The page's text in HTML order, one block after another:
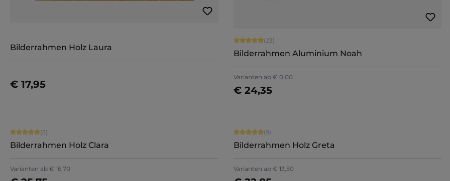
Bilderrahmen Holz Laura
€ 17,95
Durchschnittliche Bewertung von 4.91 von 5 Sternen
(23)
Bilderrahmen Aluminium Noah
Varianten ab€ 0,00
€ 24,35
Jetzt konfigurieren
Durchschnittliche Bewertung von 5 von 5 Sternen
(3)
Bilderrahmen Holz Clara
Varianten ab € 16,70
Durchschnittliche Bewertung von 4.89 von 5 Sternen
(9)
Bilderrahmen Holz Greta
Varianten ab€ 13,50